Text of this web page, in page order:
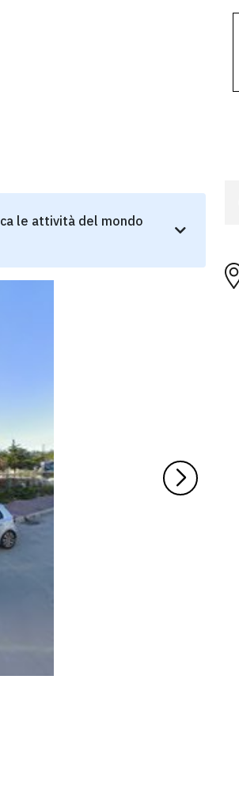
le attività del mondo